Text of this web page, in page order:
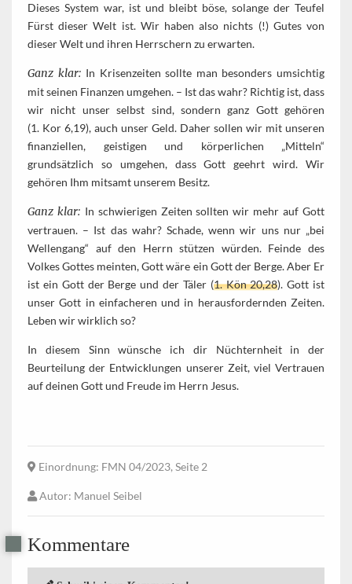
Dieses System war, ist und bleibt böse, solange der Teufel
Fürst dieser Welt ist. Wir haben also nichts (!) Gutes von
dieser Welt und ihren Herrschern zu erwarten.
Ganz klar: In Krisenzeiten sollte man besonders umsichtig
mit seinen Finanzen umgehen. – Ist das wahr? Richtig ist, dass
wir nicht unser selbst sind, sondern ganz Gott gehören
(1. Kor 6,19), auch unser Geld. Daher sollen wir mit unseren
finanziellen, geistigen und körperlichen „Mitteln“
grundsätzlich so umgehen, dass Gott geehrt wird. Wir
gehören Ihm mitsamt unserem Besitz.
Ganz klar: In schwierigen Zeiten sollten wir mehr auf Gott
vertrauen. – Ist das wahr? Schade, wenn wir uns nur „bei
Wellengang“ auf den Herrn stützen würden. Feinde des
Volkes Gottes meinten, Gott wäre ein Gott der Berge. Aber Er
ist ein Gott der Berge und der Täler (1. Kön 20,28). Gott ist
unser Gott in einfacheren und in herausfordernden Zeiten.
Leben wir wirklich so?
In diesem Sinn wünsche ich dir Nüchternheit in der
Beurteilung der Entwicklungen unserer Zeit, viel Vertrauen
auf deinen Gott und Freude im Herrn Jesus.
Einordnung: FMN 04/2023, Seite 2
Autor: Manuel Seibel
Kommentare